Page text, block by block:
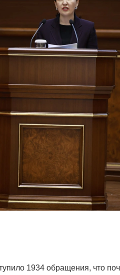
1934 обращения, что